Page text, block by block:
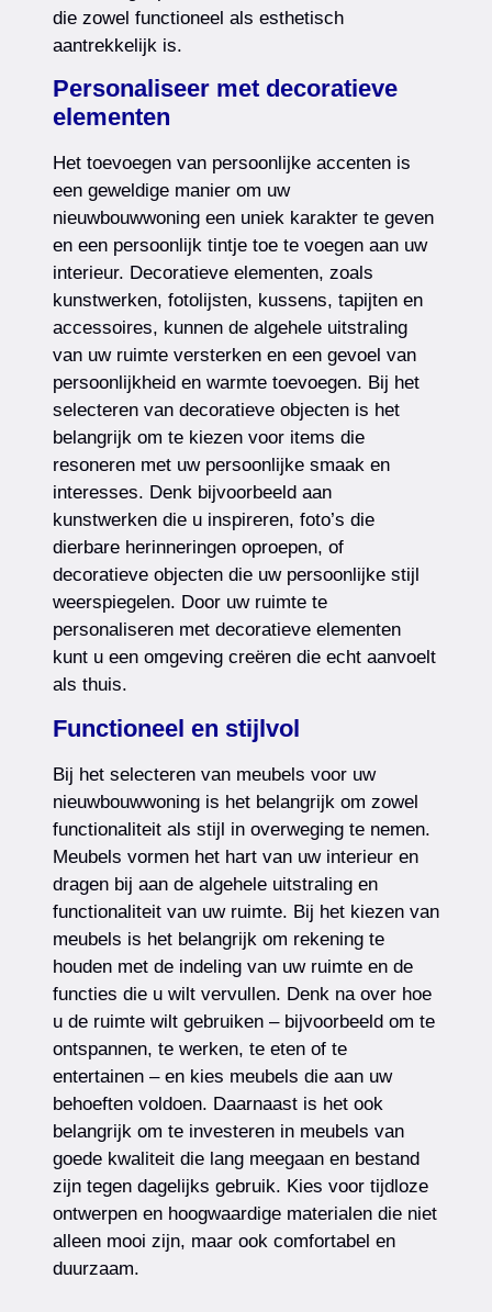
die zowel functioneel als esthetisch
aantrekkelijk is.
Personaliseer met decoratieve
elementen
Het toevoegen van persoonlijke accenten is
een geweldige manier om uw
nieuwbouwwoning een uniek karakter te geven
en een persoonlijk tintje toe te voegen aan uw
interieur. Decoratieve elementen, zoals
kunstwerken, fotolijsten, kussens, tapijten en
accessoires, kunnen de algehele uitstraling
van uw ruimte versterken en een gevoel van
persoonlijkheid en warmte toevoegen. Bij het
selecteren van decoratieve objecten is het
belangrijk om te kiezen voor items die
resoneren met uw persoonlijke smaak en
interesses. Denk bijvoorbeeld aan
kunstwerken die u inspireren, foto’s die
dierbare herinneringen oproepen, of
decoratieve objecten die uw persoonlijke stijl
weerspiegelen. Door uw ruimte te
personaliseren met decoratieve elementen
kunt u een omgeving creëren die echt aanvoelt
als thuis.
Functioneel en stijlvol
Bij het selecteren van meubels voor uw
nieuwbouwwoning is het belangrijk om zowel
functionaliteit als stijl in overweging te nemen.
Meubels vormen het hart van uw interieur en
dragen bij aan de algehele uitstraling en
functionaliteit van uw ruimte. Bij het kiezen van
meubels is het belangrijk om rekening te
houden met de indeling van uw ruimte en de
functies die u wilt vervullen. Denk na over hoe
u de ruimte wilt gebruiken – bijvoorbeeld om te
ontspannen, te werken, te eten of te
entertainen – en kies meubels die aan uw
behoeften voldoen. Daarnaast is het ook
belangrijk om te investeren in meubels van
goede kwaliteit die lang meegaan en bestand
zijn tegen dagelijks gebruik. Kies voor tijdloze
ontwerpen en hoogwaardige materialen die niet
alleen mooi zijn, maar ook comfortabel en
duurzaam.